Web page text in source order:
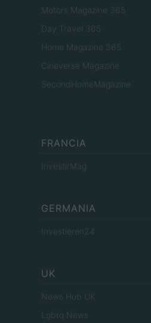
Motors Magazine 365
Day Travel 365
Home Magazine 365
Cineverse Magazine
SecondHomeMagazine
FRANCIA
InvestirMag
GERMANIA
Investieren24
UK
News Hub UK
Lgbtq News